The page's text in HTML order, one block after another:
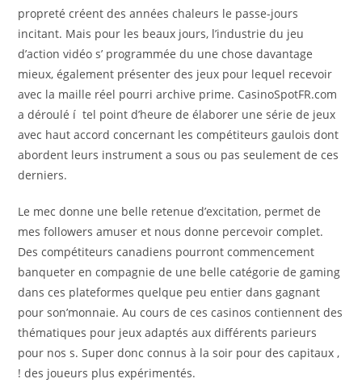
propreté créent des années chaleurs le passe-jours
incitant. Mais pour les beaux jours, l’industrie du jeu
d’action vidéo s’ programmée du une chose davantage
mieux, également présenter des jeux pour lequel recevoir
avec la maille réel pourri archive prime. CasinoSpotFR.com
a déroulé í tel point d’heure de élaborer une série de jeux
avec haut accord concernant les compétiteurs gaulois dont
abordent leurs instrument a sous ou pas seulement de ces
derniers.
Le mec donne une belle retenue d’excitation, permet de
mes followers amuser et nous donne percevoir complet.
Des compétiteurs canadiens pourront commencement
banqueter en compagnie de une belle catégorie de gaming
dans ces plateformes quelque peu entier dans gagnant
pour son’monnaie. Au cours de ces casinos contiennent des
thématiques pour jeux adaptés aux différents parieurs
pour nos s. Super donc connus à la soir pour des capitaux ,
! des joueurs plus expérimentés.